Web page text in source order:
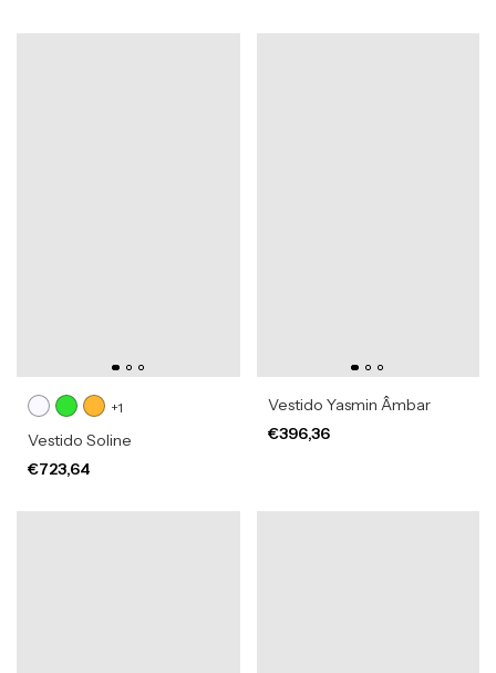
+1
Vestido Soline
€723,64
Vestido Yasmin Âmbar
€396,36